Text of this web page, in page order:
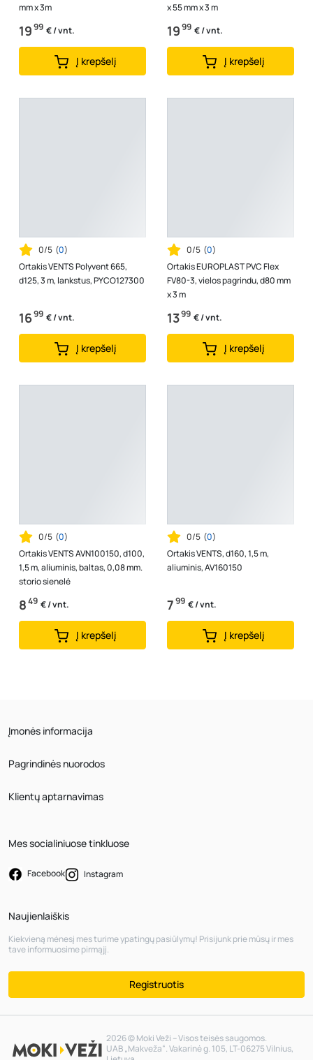
mm x 3m
1999 € / vnt.
Į krepšelį
x 55 mm x 3 m
1999 € / vnt.
Į krepšelį
0/5 (0)
Ortakis VENTS Polyvent 665,
d125, 3 m, lankstus, PYCO127300
1699 € / vnt.
Į krepšelį
0/5 (0)
Ortakis EUROPLAST PVC Flex
FV80-3, vielos pagrindu, d80 mm
x 3 m
1399 € / vnt.
Į krepšelį
0/5 (0)
Ortakis VENTS AVN100150, d100,
1,5 m, aliuminis, baltas, 0,08 mm.
storio sienelė
849 € / vnt.
Į krepšelį
0/5 (0)
Ortakis VENTS, d160, 1,5 m,
aliuminis, AV160150
799 € / vnt.
Į krepšelį
Įmonės informacija
Pagrindinės nuorodos
Klientų aptarnavimas
Mes socialiniuose tinkluose
Facebook Instagram
Naujienlaiškis
Kiekvieną mėnesį mes turime ypatingų pasiūlymų! Prisijunk prie mūsų ir mes
tave informuosime pirmąjį.
Registruotis
2026 © Moki Veži – Visos teisės saugomos.
UAB „Makveža“. Vakarinė g. 105, LT-06275 Vilnius,